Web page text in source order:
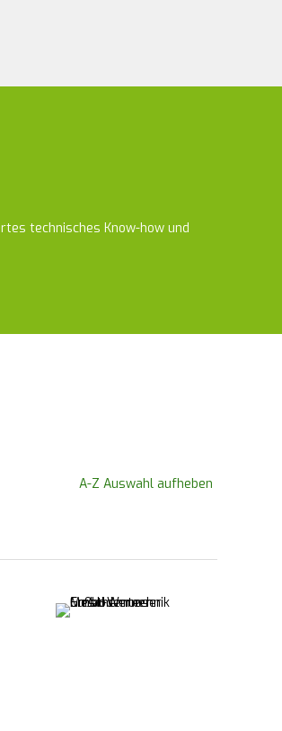
technisches Know-how und
A-Z Auswahl aufheben